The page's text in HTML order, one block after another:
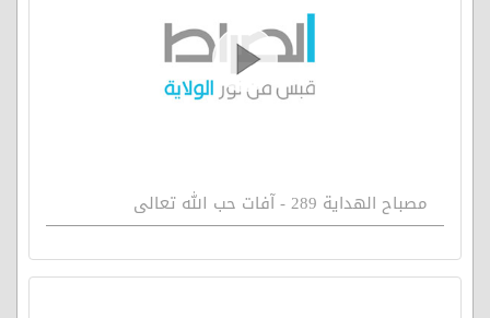
مصباح الهداية 289 - آفات حب الله تعالى